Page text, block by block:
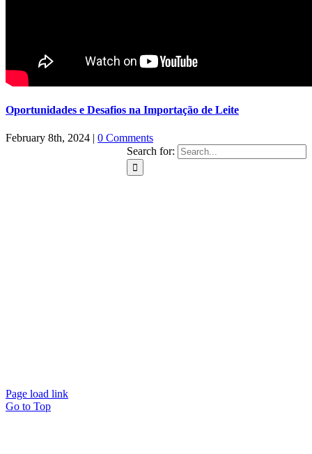
Oportunidades e Desafios na Importação de Leite
February 8th, 2024 | 0 Comments
Search for:
Page load link
Go to Top